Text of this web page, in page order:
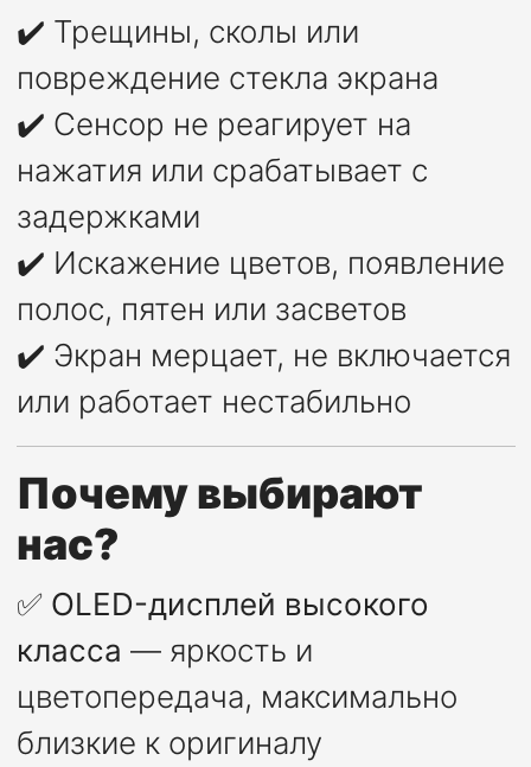
✔️ Трещины, сколы или
повреждение стекла экрана
✔️ Сенсор не реагирует на
нажатия или срабатывает с
задержками
✔️ Искажение цветов, появление
полос, пятен или засветов
✔️ Экран мерцает, не включается
или работает нестабильно
Почему выбирают
нас?
✅ OLED-дисплей высокого
класса — яркость и
цветопередача, максимально
близкие к оригиналу